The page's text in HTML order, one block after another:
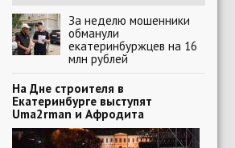
За неделю мошенники
обманули
екатеринбуржцев на 16
млн рублей
На Дне строителя в
Екатеринбурге выступят
Uma2rman и Афродита